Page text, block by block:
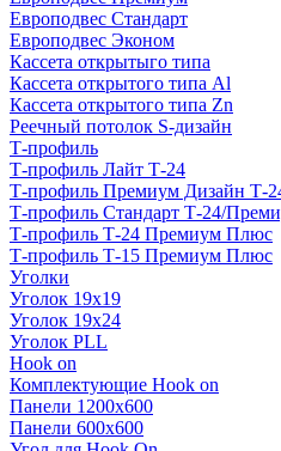
Европодвес Стандарт
Европодвес Эконом
Кассета открытыго типа
Кассета открытого типа Al
Кассета открытого типа Zn
Реечный потолок S-дизайн
Т-профиль
Т-профиль Лайт Т-24
Т-профиль Премиум Дизайн Т-
Т-профиль Стандарт Т-24/
Т-профиль Т-24 Премиум Плюс
Т-профиль Т-15 Премиум Плюс
Уголки
Уголок 19х19
Уголок 19х24
Уголок PLL
Hook on
Комплектующие Hook on
Панели 1200х600
Панели 600х600